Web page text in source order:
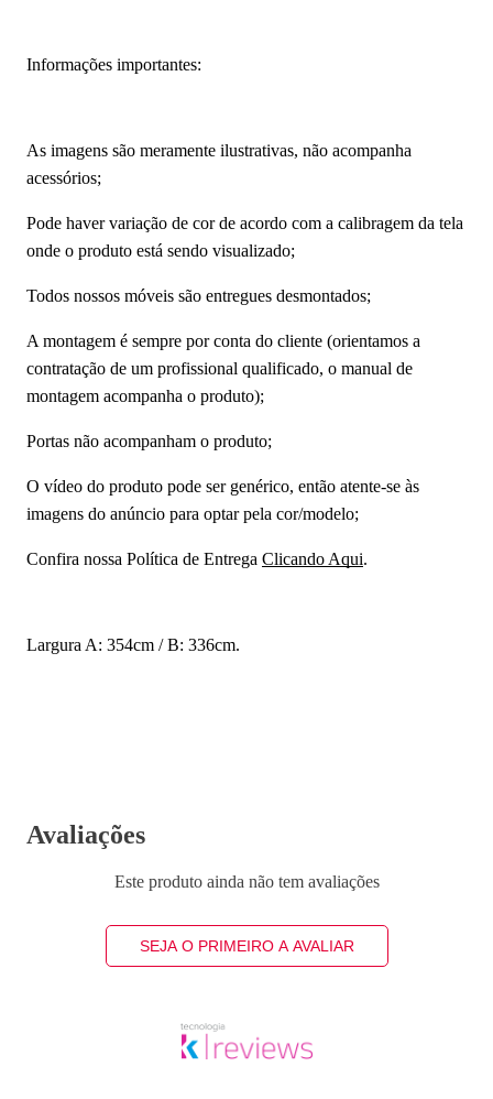
Informações importantes:
As imagens são meramente ilustrativas, não acompanha
acessórios;
Pode haver variação de cor de acordo com a calibragem da tela
onde o produto está sendo visualizado;
Todos nossos móveis são entregues desmontados;
A montagem é sempre por conta do cliente (orientamos a
contratação de um profissional qualificado, o manual de
montagem acompanha o produto);
Portas não acompanham o produto;
O vídeo do produto pode ser genérico, então atente-se às
imagens do anúncio para optar pela cor/modelo;
Confira nossa Política de Entrega Clicando Aqui.
Largura A: 354cm / B: 336cm.
Avaliações
Este produto ainda não tem avaliações
SEJA O PRIMEIRO A AVALIAR